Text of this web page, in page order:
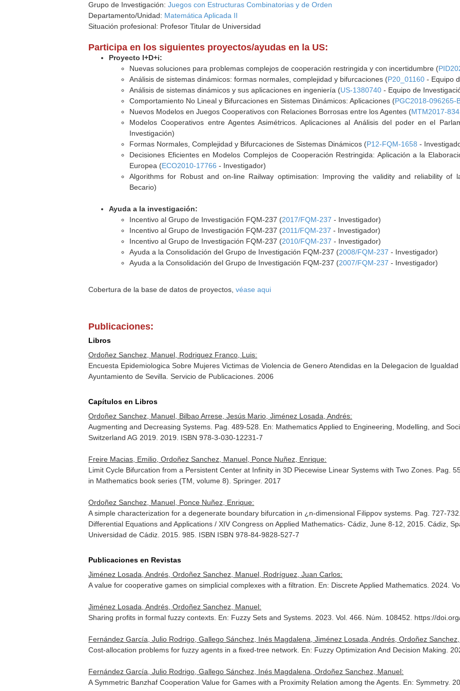
Grupo de Investigación:Juegos con Estructuras Combinatorias y de Orden
Departamento/Unidad: Matemática Aplicada II
Situación profesional: Profesor Titular de Universidad
Participa en los siguientes proyectos/ayudas en la US:
Proyecto I+D+i:
Nuevas soluciones para problemas complejos de cooperación restringida y con incertidumbre (
Análisis de sistemas dinámicos: formas normales, complejidad y bifurcaciones (P20_01160 - Equipo
Análisis de sistemas dinámicos y sus aplicaciones en ingeniería (US-1380740 - Equipo de
Comportamiento No Lineal y Bifurcaciones en Sistemas Dinámicos: Aplicaciones (PGC2018-096265-
Nuevos Modelos en Juegos Cooperativos con Relaciones Borrosas entre los Agentes (MTM2017-
Modelos Cooperativos entre Agentes Asimétricos. Aplicaciones al Análisis del poder en el
Investigación)
Formas Normales, Complejidad y Bifurcaciones de Sistemas Dinámicos (P12-FQM-1658 -
Decisiones Eficientes en Modelos Complejos de Cooperación Restringida: Aplicación a la
Europea (ECO2010-17766 - Investigador)
Algorithms for Robust and on-line Railway optimisation: Improving the validity and reliability of
Becario)
Ayuda a la investigación:
Incentivo al Grupo de Investigación FQM-237 (2017/FQM-237 - Investigador)
Incentivo al Grupo de Investigación FQM-237 (2011/FQM-237 - Investigador)
Incentivo al Grupo de Investigación FQM-237 (2010/FQM-237 - Investigador)
Ayuda a la Consolidación del Grupo de Investigación FQM-237 (2008/FQM-237 - Investigador)
Ayuda a la Consolidación del Grupo de Investigación FQM-237 (2007/FQM-237 - Investigador)
Cobertura de la base de datos de proyectos,véase aqui
Publicaciones:
Libros
Ordoñez Sanchez, Manuel, Rodriguez Franco, Luis:
Encuesta Epidemiologica Sobre Mujeres Victimas de Violencia de Genero Atendidas en la Delegacion de
Ayuntamiento de Sevilla. Servicio de Publicaciones. 2006
Capítulos en Libros
Ordoñez Sanchez, Manuel, Bilbao Arrese, Jesús Mario, Jiménez Losada, Andrés:
Augmenting and Decreasing Systems. Pag. 489-528. En: Mathematics Applied to Engineering, Modelling, and
Switzerland AG 2019. 2019. ISBN 978-3-030-12231-7
Freire Macias, Emilio, Ordoñez Sanchez, Manuel, Ponce Nuñez, Enrique:
Limit Cycle Bifurcation from a Persistent Center at Infinity in 3D Piecewise Linear Systems with Two Zones. Pag.
in Mathematics book series (TM, volume 8) . Springer. 2017
Ordoñez Sanchez, Manuel, Ponce Nuñez, Enrique:
A simple characterization for a degenerate boundary bifurcation in ¿n-dimensional Filippov systems. Pag. 727-
Differential Equations and Applications / XIV Congress on Applied Mathematics- Cádiz, June 8-12, 2015 . Cádiz,
Universidad de Cádiz. 2015. 985. ISBN ISBN 978-84-9828-527-7
Publicaciones en Revistas
Jiménez Losada, Andrés, Ordoñez Sanchez, Manuel, Rodríguez, Juan Carlos:
A value for cooperative games on simplicial complexes with a filtration. En: Discrete Applied Mathematics . 2024.
Jiménez Losada, Andrés, Ordoñez Sanchez, Manuel:
Sharing profits in formal fuzzy contexts. En: Fuzzy Sets and Systems . 2023. Vol. 466. Núm. 108452. https://
Fernández García, Julio Rodrigo, Gallego Sánchez, Inés Magdalena, Jiménez Losada, Andrés, Ordoñez
Cost-allocation problems for fuzzy agents in a fixed-tree network. En: Fuzzy Optimization And Decision Making .
Fernández García, Julio Rodrigo, Gallego Sánchez, Inés Magdalena, Ordoñez Sanchez, Manuel:
A Symmetric Banzhaf Cooperation Value for Games with a Proximity Relation among the Agents. En: Symmetry.